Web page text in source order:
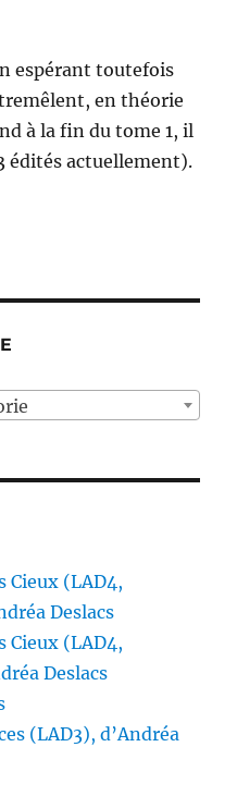
espérant toutefois
en théorie
à la fin du tome 1, il
édités actuellement).
Cieux (LAD4,
Deslacs
Cieux (LAD4,
Deslacs
(LAD3), d’Andréa